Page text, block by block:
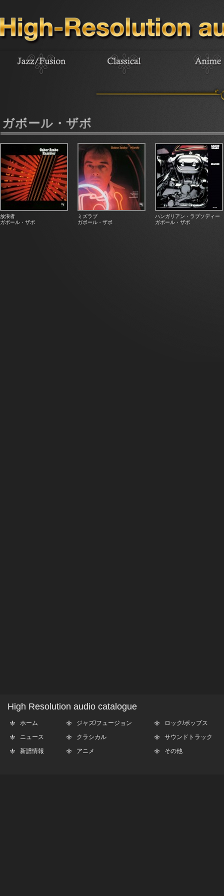
ガボール・ザボ
放浪者
ガボール・ザボ
ミズラブ
ガボール・ザボ
ハンガリアン・ラプソディー
ガボール・ザボ
High Resolution audio catalogue
ホーム
ニュース
新譜情報
ジャズ/フュージョン
クラシカル
アニメ
ロック/ポップス
サウンドトラック
その他